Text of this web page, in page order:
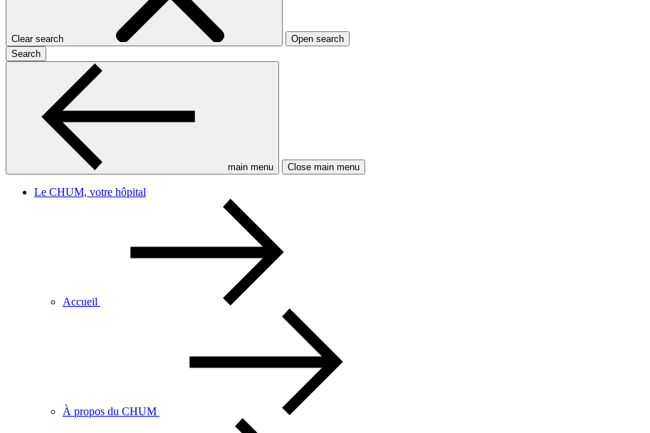
Clear search
Open search
Search
main menu Close main menu
Le CHUM, votre hôpital
Accueil
À propos du CHUM